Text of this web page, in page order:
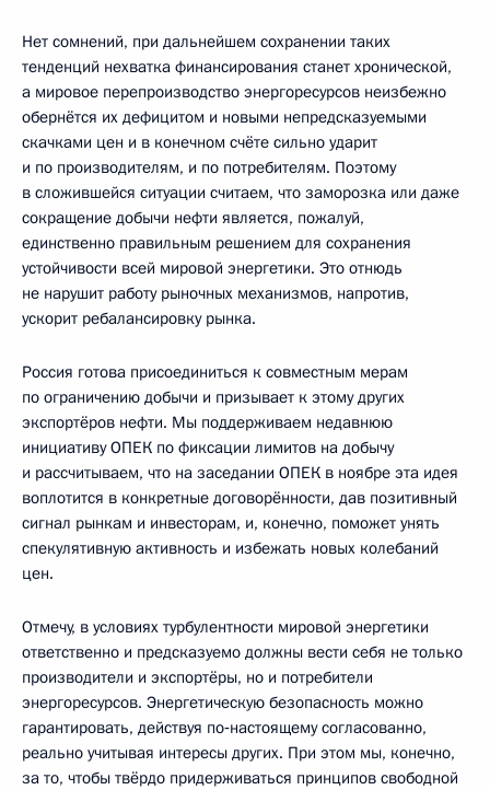
Нет сомнений, при дальнейшем сохранении таких
тенденций нехватка финансирования станет хронической,
а мировое перепроизводство энергоресурсов неизбежно
обернётся их дефицитом и новыми непредсказуемыми
скачками цен и в конечном счёте сильно ударит
и по производителям, и по потребителям. Поэтому
в сложившейся ситуации считаем, что заморозка или даже
сокращение добычи нефти является, пожалуй,
единственно правильным решением для сохранения
устойчивости всей мировой энергетики. Это отнюдь
не нарушит работу рыночных механизмов, напротив,
ускорит ребалансировку рынка.
Россия готова присоединиться к совместным мерам
по ограничению добычи и призывает к этому других
экспортёров нефти. Мы поддерживаем недавнюю
инициативу ОПЕК по фиксации лимитов на добычу
и рассчитываем, что на заседании ОПЕК в ноябре эта идея
воплотится в конкретные договорённости, дав позитивный
сигнал рынкам и инвесторам, и, конечно, поможет унять
спекулятивную активность и избежать новых колебаний
цен.
Отмечу, в условиях турбулентности мировой энергетики
ответственно и предсказуемо должны вести себя не только
производители и экспортёры, но и потребители
энергоресурсов. Энергетическую безопасность можно
гарантировать, действуя по‑настоящему согласованно,
реально учитывая интересы других. При этом мы, конечно,
за то, чтобы твёрдо придерживаться принципов свободной